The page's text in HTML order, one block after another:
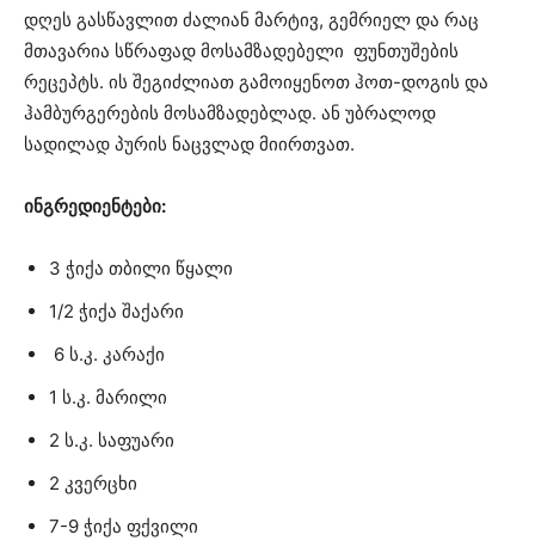
დღეს გასწავლით ძალიან მარტივ, გემრიელ და რაც
მთავარია სწრაფად მოსამზადებელი ფუნთუშების
რეცეპტს. ის შეგიძლიათ გამოიყენოთ ჰოთ-დოგის და
ჰამბურგერების მოსამზადებლად. ან უბრალოდ
სადილად პურის ნაცვლად მიირთვათ.
ინგრედიენტები:
3 ჭიქა თბილი წყალი
1/2 ჭიქა შაქარი
6 ს.კ. კარაქი
1 ს.კ. მარილი
2 ს.კ. საფუარი
2 კვერცხი
7-9 ჭიქა ფქვილი